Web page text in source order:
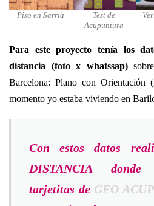
Piso en Sarrià
Test de
Acupuntura
Para este proyecto tenía los
distancia (foto x whatssap)
Barcelona: Plano con Orientación
momento yo estaba viviendo en
Con estos datos
DISTANCIA
tarjetitas de GEO